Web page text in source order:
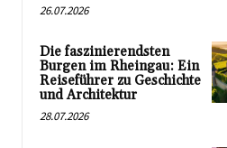
26.07.2026
Die faszinierendsten
Burgen im Rheingau: Ein
Reiseführer zu Geschichte
und Architektur
28.07.2026